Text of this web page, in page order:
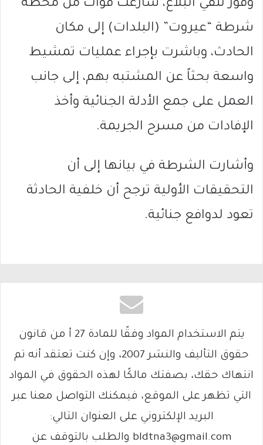
وفور تلقي البلاغ، سارعت قوات من محطة
شرطة “عيروت” (البلدات) إلى مكان
الحادث، وباشرت بإجراء عمليات تمشيط
واسعة بحثاً عن المشتبه بهم، إلى جانب
العمل على جمع الأدلة الجنائية وأخذ
الإفادات من مسرح الجريمة.
وأشارت الشرطة في بيانها إلى أن
التحقيقات الأولية ترجح أن خلفية الحادثة
تعود لدوافع جنائية.
يتم الاستخدام المواد وفقًا للمادة 27 أ من قانون
حقوق التأليف والنشر 2007، وإن كنت تعتقد أنه تم
انتهاك حقك، بصفتك مالكًا لهذه الحقوق في المواد
التي تظهر على الموقع، فيمكنك التواصل معنا عبر
البريد الإلكتروني على العنوان التالي:
bldtna3@gmail.com والطلب بالتوقف عن